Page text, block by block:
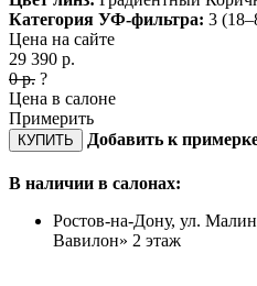
Категория УФ-фильтра: 3
Цена на сайте
29 390 р.
0р. ?
Цена в салоне
Примерить
КУПИТЬ Добавить к
В наличии в салонах:
Ростов-на-Дону, ул.
Вавилон» 2 этаж